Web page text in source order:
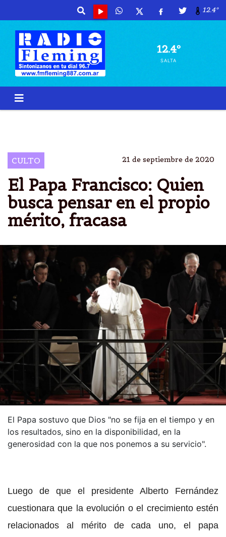
12.4º
12.4º
SALTA
CULTO 21 de septiembre de 2020
El Papa Francisco: Quien
busca pensar en el propio
mérito, fracasa
El Papa sostuvo que Dios "no se fija en el tiempo y en
los resultados, sino en la disponibilidad, en la
generosidad con la que nos ponemos a su servicio".
Luego de que el presidente Alberto Fernández
cuestionara que la evolución o el crecimiento estén
relacionados al mérito de cada uno, el papa